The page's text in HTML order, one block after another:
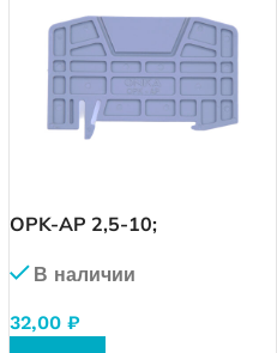
OPK-AP 2,5-10;
групп для OPK (2,5-10)
В наличии
32,00 ₽